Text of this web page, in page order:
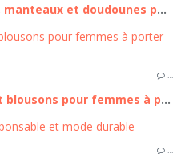
Les différences entre parkas, manteaux et doudounes pour femmes
…
Le guide ultime des vestes et blousons pour femmes à porter au quotidien
…